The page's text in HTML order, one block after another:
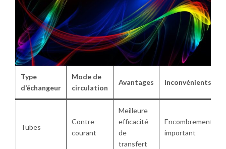
Type
d’échangeur
Mode de
circulation
Avantages Inconvénients
Tubes
Contre-
courant
Meilleure
efficacité
de
transfert
Encombrement
important